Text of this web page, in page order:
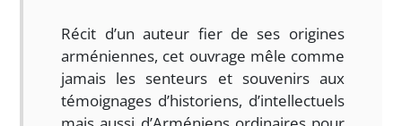
Récit d’un auteur fier de ses origines
arméniennes, cet ouvrage mêle comme
jamais les senteurs et souvenirs aux
témoignages d’historiens, d’intellectuels